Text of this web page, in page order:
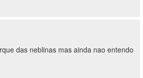
das neblinas mas ainda nao entendo